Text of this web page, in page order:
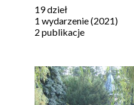
19 dzieł
1 wydarzenie (2021)
2 publikacje